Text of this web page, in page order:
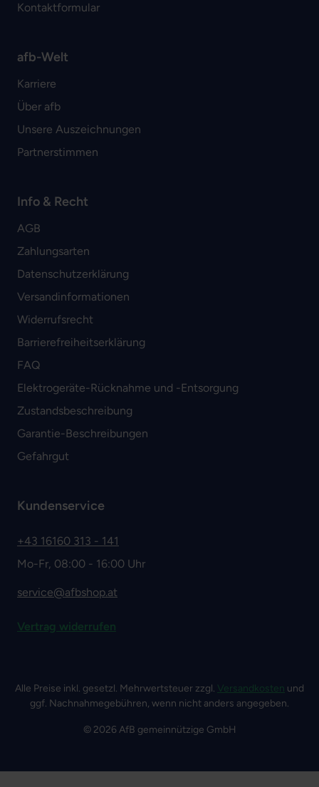
Kontaktformular
afb-Welt
Karriere
Über afb
Unsere Auszeichnungen
Partnerstimmen
Info & Recht
AGB
Zahlungsarten
Datenschutzerklärung
Versandinformationen
Widerrufsrecht
Barrierefreiheitserklärung
FAQ
Elektrogeräte-Rücknahme und -Entsorgung
Zustandsbeschreibung
Garantie-Beschreibungen
Gefahrgut
Kundenservice
+43 16160 313 - 141
Mo-Fr, 08:00 - 16:00 Uhr
service@afbshop.at
Vertrag widerrufen
Alle Preise inkl. gesetzl. Mehrwertsteuer zzgl. Versandkosten und
ggf. Nachnahmegebühren, wenn nicht anders angegeben.
© 2026 AfB gemeinnützige GmbH